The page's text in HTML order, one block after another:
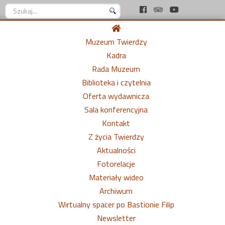
Szukaj...
Muzeum Twierdzy
Kadra
Rada Muzeum
Biblioteka i czytelnia
Oferta wydawnicza
Sala konferencyjna
Kontakt
Z życia Twierdzy
Aktualności
Fotorelacje
Materiały wideo
Archiwum
Wirtualny spacer po Bastionie Filip
Newsletter